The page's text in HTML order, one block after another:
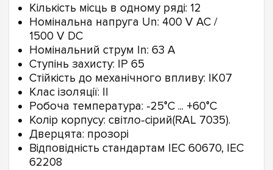
Кількість місць в одному ряді: 12
Номінальна напруга Un: 400 V AC /
1500 V DC
Номінальний струм In: 63 A
Ступінь захисту: IP 65
Стійкість до механічного впливу: IK07
Клас ізоляції: II
Робоча температура: -25°C ... +60°C
Колір корпусу: світло-сірий(RAL 7035).
Дверцята: прозорі
Відповідність стандартам IEC 60670, IEC
62208